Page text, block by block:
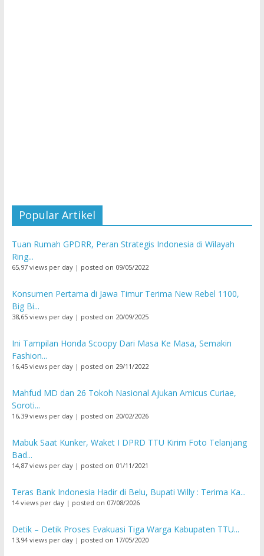
Popular Artikel
Tuan Rumah GPDRR, Peran Strategis Indonesia di Wilayah
Ring...
65,97 views per day| posted on 09/05/2022
Konsumen Pertama di Jawa Timur Terima New Rebel 1100,
Big Bi...
38,65 views per day| posted on 20/09/2025
Ini Tampilan Honda Scoopy Dari Masa Ke Masa, Semakin
Fashion...
16,45 views per day| posted on 29/11/2022
Mahfud MD dan 26 Tokoh Nasional Ajukan Amicus Curiae,
Soroti...
16,39 views per day| posted on 20/02/2026
Mabuk Saat Kunker, Waket I DPRD TTU Kirim Foto Telanjang
Bad...
14,87 views per day| posted on 01/11/2021
Teras Bank Indonesia Hadir di Belu, Bupati Willy : Terima Ka...
14 views per day| posted on 07/08/2026
Detik – Detik Proses Evakuasi Tiga Warga Kabupaten TTU...
13,94 views per day| posted on 17/05/2020